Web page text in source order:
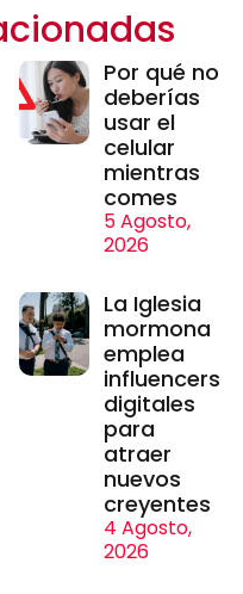
Por qué no
deberías
usar el
celular
mientras
comes
5 Agosto,
2026
La Iglesia
mormona
emplea
influencers
digitales
para
atraer
nuevos
creyentes
4 Agosto,
2026